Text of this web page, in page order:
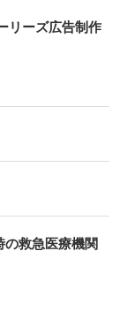
リーズ広告制作
救急医療機関